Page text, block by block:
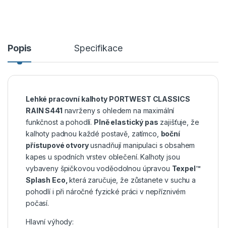
Popis Specifikace
Lehké pracovní kalhoty PORTWEST CLASSICS
RAIN S441 navrženy s ohledem na maximální
funkčnost a pohodlí. Plně elastický pas zajišťuje, že
kalhoty padnou každé postavě, zatímco, boční
přístupové otvoryusnadňují manipulaci s obsahem
kapes u spodních vrstev oblečení. Kalhoty jsou
vybaveny špičkovou voděodolnou úpravou Texpel™
Splash Eco,která zaručuje, že zůstanete v suchu a
pohodlí i při náročné fyzické práci v nepříznivém
počasí.
Hlavní výhody: